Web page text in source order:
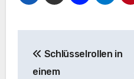
Navigation
Schlüsselrollen in
einem